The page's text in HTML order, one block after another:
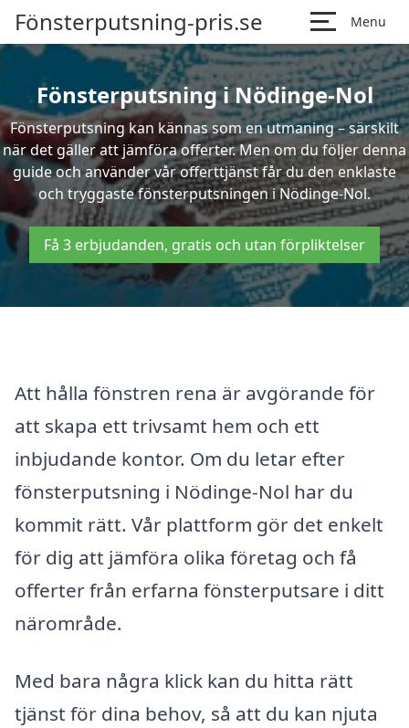
Fönsterputsning-pris.se Menu
Fönsterputsning i Nödinge-Nol
Fönsterputsning kan kännas som en utmaning – särskilt
när det gäller att jämföra offerter. Men om du följer denna
guide och använder vår offerttjänst får du den enklaste
och tryggaste fönsterputsningen i Nödinge-Nol.
Få 3 erbjudanden, gratis och utan förpliktelser
Att hålla fönstren rena är avgörande för
att skapa ett trivsamt hem och ett
inbjudande kontor. Om du letar efter
fönsterputsning i Nödinge-Nol har du
kommit rätt. Vår plattform gör det enkelt
för dig att jämföra olika företag och få
offerter från erfarna fönsterputsare i ditt
närområde.
Med bara några klick kan du hitta rätt
tjänst för dina behov, så att du kan njuta